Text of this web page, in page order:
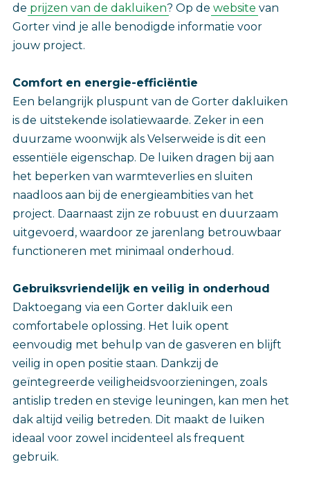
de prijzen van de dakluiken? Op de website van
Gorter vind je alle benodigde informatie voor
jouw project.
Comfort en energie-efficiëntie
Een belangrijk pluspunt van de Gorter dakluiken
is de uitstekende isolatiewaarde. Zeker in een
duurzame woonwijk als Velserweide is dit een
essentiële eigenschap. De luiken dragen bij aan
het beperken van warmteverlies en sluiten
naadloos aan bij de energieambities van het
project. Daarnaast zijn ze robuust en duurzaam
uitgevoerd, waardoor ze jarenlang betrouwbaar
functioneren met minimaal onderhoud.
Gebruiksvriendelijk en veilig in onderhoud
Daktoegang via een Gorter dakluik een
comfortabele oplossing. Het luik opent
eenvoudig met behulp van de gasveren en blijft
veilig in open positie staan. Dankzij de
geïntegreerde veiligheidsvoorzieningen, zoals
antislip treden en stevige leuningen, kan men het
dak altijd veilig betreden. Dit maakt de luiken
ideaal voor zowel incidenteel als frequent
gebruik.